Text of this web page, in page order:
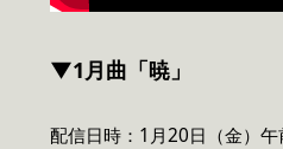
▼1月曲「暁」
配信日時：1月20日（金）